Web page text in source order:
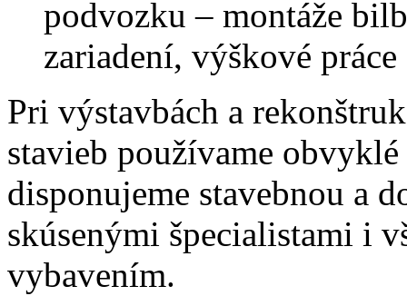
podvozku – montáže
zariadení, výškové práce
Pri výstavbách a
stavieb používame
disponujeme stavebnou a
skúsenými špecialistami i
vybavením.